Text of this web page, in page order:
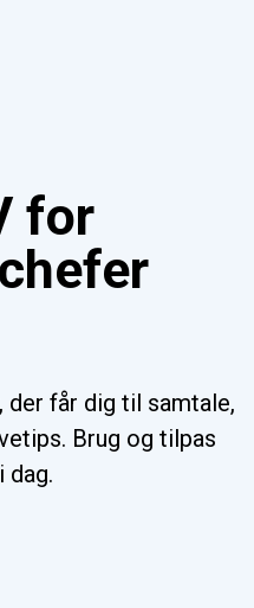
for
der får dig til samtale,
Brug og tilpas
dag.